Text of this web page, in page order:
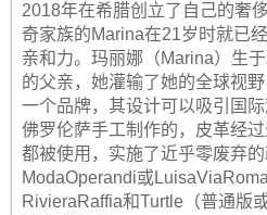
2018年在希腊创立了自己的奢
奇家族的Marina在21岁时就已
亲和力。玛丽娜（Marina）生
的父亲，她灌输了她的全球视
一个品牌，其设计可以吸引国
佛罗伦萨手工制作的，皮革经
都被使用，实施了近乎零废弃的
ModaOperandi或
RivieraRaffia和Turtle（普通版